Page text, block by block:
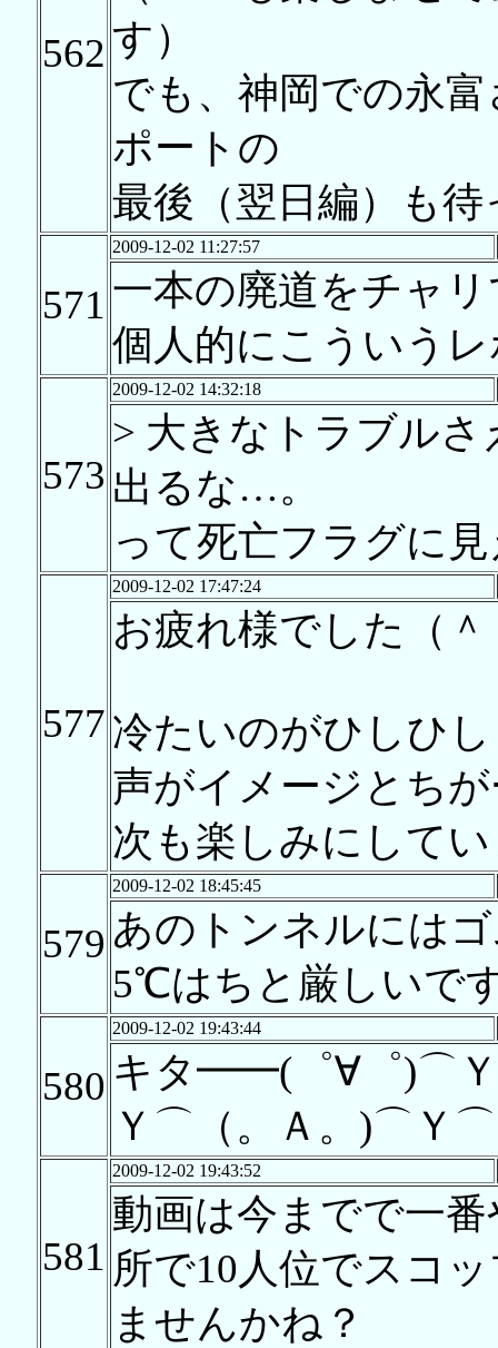
562す）
でも、神岡での永
ポートの
最後（翌日編）も
571
2009-12-02 11:27:57
一本の廃道をチャ
個人的にこういう
573
2009-12-02 14:32:18
> 大きなトラブル
出るな…。
って死亡フラグに
577
2009-12-02 17:47:24
お疲れ様でした（＾
冷たいのがひしひ
声がイメージとち
次も楽しみにして
579
2009-12-02 18:45:45
あのトンネルには
5℃はちと厳しいで
580
2009-12-02 19:43:44
キタ━━(゜∀゜)⌒
Ｙ⌒（。Ａ。)⌒Ｙ⌒
581
2009-12-02 19:43:52
動画は今までで一
所で10人位でスコ
ませんかね？